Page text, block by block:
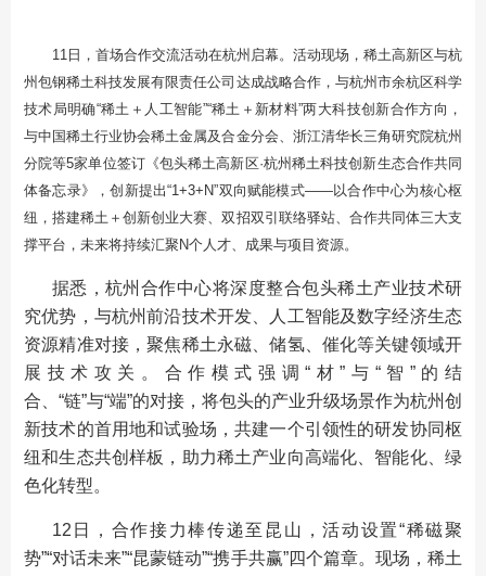
11日，首场合作交流活动在杭州启幕。活动现场，稀土高新区与杭
州包钢稀土科技发展有限责任公司达成战略合作，与杭州市余杭区科学
技术局明确“稀土＋人工智能”“稀土＋新材料”两大科技创新合作方向，
与中国稀土行业协会稀土金属及合金分会、浙江清华长三角研究院杭州
分院等5家单位签订《包头稀土高新区·杭州稀土科技创新生态合作共同
体备忘录》，创新提出“1+3+N”双向赋能模式——以合作中心为核心枢
纽，搭建稀土＋创新创业大赛、双招双引联络驿站、合作共同体三大支
撑平台，未来将持续汇聚N个人才、成果与项目资源。
据悉，杭州合作中心将深度整合包头稀土产业技术研
究优势，与杭州前沿技术开发、人工智能及数字经济生态
资源精准对接，聚焦稀土永磁、储氢、催化等关键领域开
展技术攻关。合作模式强调“材”与“智”的结
合、“链”与“端”的对接，将包头的产业升级场景作为杭州创
新技术的首用地和试验场，共建一个引领性的研发协同枢
纽和生态共创样板，助力稀土产业向高端化、智能化、绿
色化转型。
12日，合作接力棒传递至昆山，活动设置“稀磁聚
势”“对话未来”“昆蒙链动”“携手共赢”四个篇章。现场，稀土